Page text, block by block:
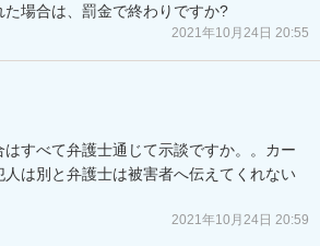
場合は、罰金で終わりですか?
2021年10月24日 20:55
すべて弁護士通じて示談ですか。。カー
人は別と弁護士は被害者へ伝えてくれない
2021年10月24日 20:59